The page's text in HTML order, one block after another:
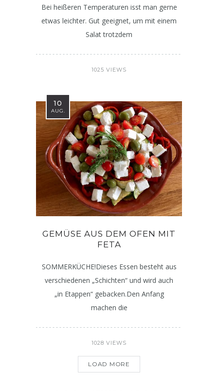
Bei heißeren Temperaturen isst man gerne
etwas leichter. Gut geeignet, um mit einem
Salat trotzdem
1025 VIEWS
10
AUG.
GEMÜSE AUS DEM OFEN MIT
FETA
SOMMERKÜCHE!Dieses Essen besteht aus
verschiedenen „Schichten“ und wird auch
„in Etappen“ gebacken.Den Anfang
machen die
1028 VIEWS
LOAD MORE